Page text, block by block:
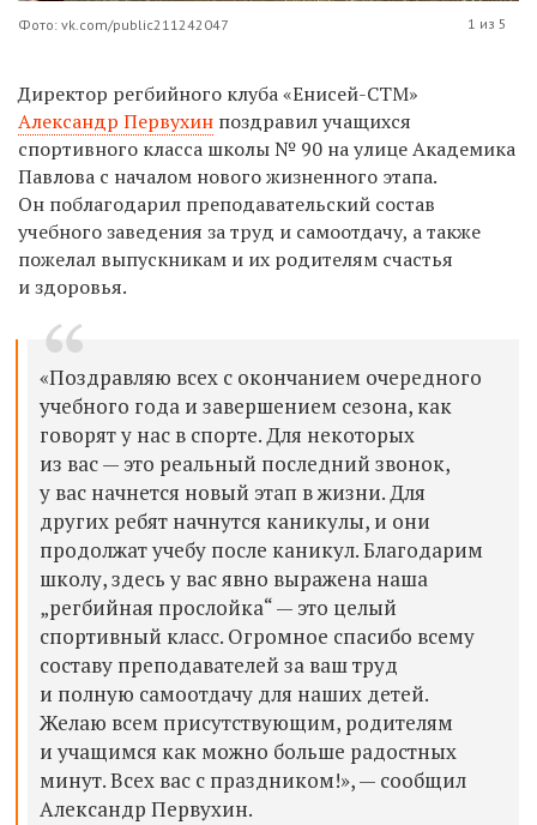
Фото: vk.com/public211242047 1 из 5
Директор регбийного клуба «Енисей-СТМ»
Александр Первухин поздравил учащихся
спортивного класса школы № 90 на улице Академика
Павлова с началом нового жизненного этапа.
Он поблагодарил преподавательский состав
учебного заведения за труд и самоотдачу, а также
пожелал выпускникам и их родителям счастья
и здоровья.
«Поздравляю всех с окончанием очередного
учебного года и завершением сезона, как
говорят у нас в спорте. Для некоторых
из вас — это реальный последний звонок,
у вас начнется новый этап в жизни. Для
других ребят начнутся каникулы, и они
продолжат учебу после каникул. Благодарим
школу, здесь у вас явно выражена наша
„регбийная прослойка“ — это целый
спортивный класс. Огромное спасибо всему
составу преподавателей за ваш труд
и полную самоотдачу для наших детей.
Желаю всем присутствующим, родителям
и учащимся как можно больше радостных
минут. Всех вас с праздником!», — сообщил
Александр Первухин.